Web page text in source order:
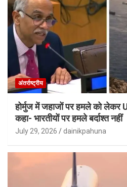
अंतर्राष्ट्रीय
होर्मुज में जहाजों पर हमले को लेकर
कहा- भारतीयों पर हमले बर्दाश्त नहीं
July 29, 2026 dainikpahuna